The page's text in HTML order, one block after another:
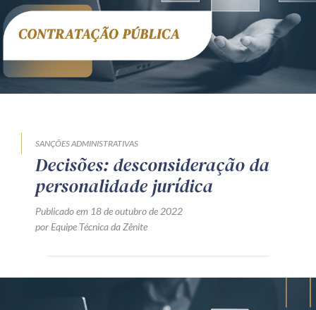
Av. Sete de Setembro, 4698
Batel Curitiba/PR CEP80240-000
Whatsapp (41) 98881-6616
SANÇÕES ADMINISTRATIVAS
Decisões: desconsideração da
personalidade jurídica
Publicado em 18 de outubro de 2022
por Equipe Técnica da Zênite